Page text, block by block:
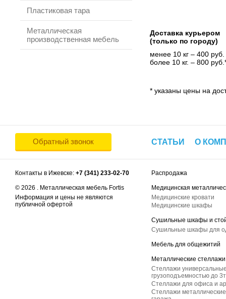
Пластиковая тара
Металлическая
производственная мебель
Доставка курьером
(только по городу)
менее 10 кг – 400 руб.
более 10 кг. – 800
* указаны цены на
Обратный звонок СТАТЬИ О
Контакты в Ижевске: +7 (341) 233-02-70
© 2026 . Металлическая мебель Fortis
Информация и цены не являются
публичной офертой
Распродажа
Медицинская
Медицинские кровати
Медицинские шкафы
Сушильные шкафы и
Сушильные шкафы для
Мебель для общежитий
Металлические стеллажи
Стеллажи
грузоподъемностью до
Стеллажи для офиса и
Стеллажи